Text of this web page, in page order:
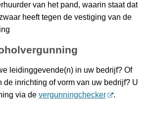
van het pand, waarin staat dat
heeft tegen de vestiging van de
leidinggevende(n) in uw bedrijf? Of
de inrichting of vorm van uw bedrijf? U
via de vergunningchecker .